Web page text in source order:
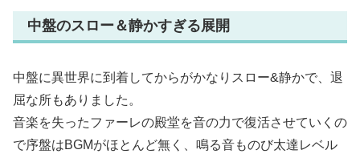
中盤のスロー＆静かすぎる展開
中盤に異世界に到着してからがかなりスロー&静かで、退
屈な所もありました。
音楽を失ったファーレの殿堂を音の力で復活させていくの
で序盤はBGMがほとんど無く、鳴る音ものび太達レベル